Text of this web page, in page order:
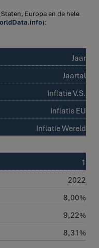
Europa en de hele
):
Jaar
Jaartal
Inflatie V.S.
Inflatie EU
Inflatie Wereld
1
2022
8,00%
9,22%
8,31%